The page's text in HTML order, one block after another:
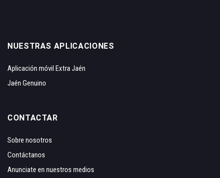
NUESTRAS APLICACIONES
Aplicación móvil Extra Jaén
Jaén Genuino
CONTACTAR
Sobre nosotros
Contáctanos
Anunciate en nuestros medios